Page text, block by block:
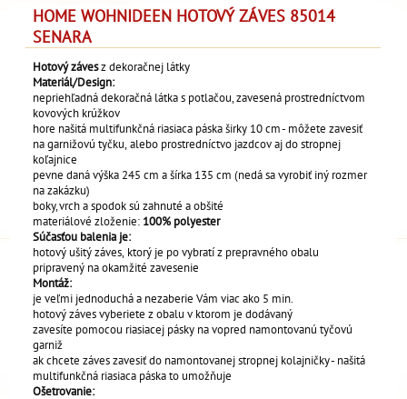
HOME WOHNIDEEN HOTOVÝ ZÁVES 85014
SENARA
Hotový závesz dekoračnej látky
Materiál/Design:
nepriehľadná dekoračná látkas potlačou,zavesená prostredníctvom
kovových krúžkov
hore našitá multifunkčná riasiaca páska širky 10 cm - môžete zavesiť
na garnižovú tyčku, alebo prostredníctvo jazdcov aj do stropnej
koľajnice
pevne daná výška 245 cm a šírka 135 cm (nedá sa vyrobiť iný rozmer
na zakázku)
boky, vrch a spodok sú zahnuté a obšité
materiálové zloženie: 100% polyester
Súčasťou balenia je:
hotový ušitý záves, ktorý je po vybratí z prepravného obalu
pripravený na okamžité zavesenie
Montáž:
je veľmi jednoduchá a nezaberie Vám viac ako 5 min.
hotový záves vyberiete z obalu v ktorom je dodávaný
zavesíte pomocou riasiacej pásky na vopred namontovanú tyčovú
garniž
ak chcete záves zavesiť do namontovanej stropnej kolajničky - našitá
multifunkčná riasiaca páska to umožňuje
Ošetrovanie: